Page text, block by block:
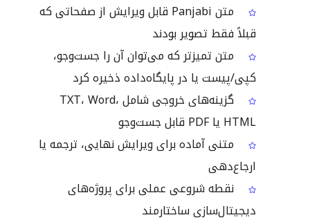
متن Panjabi قابل ویرایش از صفحاتی که
قبلاً فقط تصویر بودند
متن تمیزتر که می‌توان آن را جست‌وجو،
کپی/پیست یا در پایگاه‌داده ذخیره کرد
گزینه‌های خروجی شامل TXT، Word،
HTML یا PDF قابل جست‌وجو
متنی آماده برای ویرایش نهایی، ترجمه یا
ارجاع‌دهی
نقطه شروعی عملی برای پروژه‌های
دیجیتال‌سازی ساختارمند